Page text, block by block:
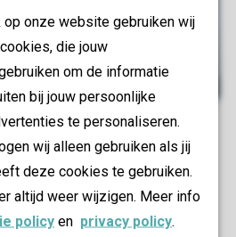
op onze website gebruiken wij
die jouw
om de informatie
bij jouw persoonlijke
te personaliseren.
wij alleen gebruiken als jij
deze cookies te gebruiken.
altijd weer wijzigen. Meer info
policy en privacy policy.